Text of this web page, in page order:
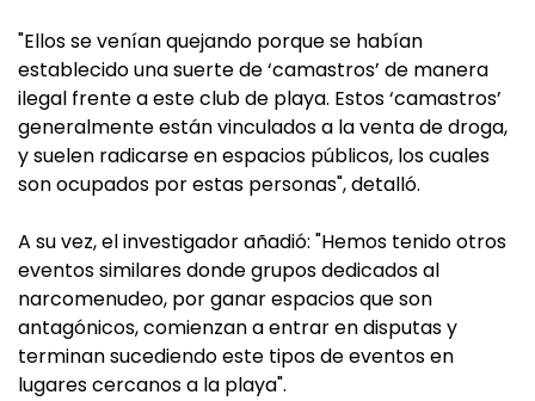
"Ellos se venían quejando porque se habían
establecido una suerte de ‘camastros’ de manera
ilegal frente a este club de playa. Estos ‘camastros’
generalmente están vinculados a la venta de droga,
y suelen radicarse en espacios públicos, los cuales
son ocupados por estas personas", detalló.
A su vez, el investigador añadió: "Hemos tenido otros
eventos similares donde grupos dedicados al
narcomenudeo, por ganar espacios que son
antagónicos, comienzan a entrar en disputas y
terminan sucediendo este tipos de eventos en
lugares cercanos a la playa".